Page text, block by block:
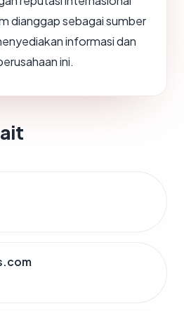
dianggap sebagai sumber
informasi dan
ini.